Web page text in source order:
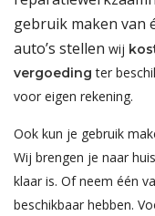
gebruik maken van
auto’s stellen wij
vergoedingter
voor eigen rekening.
Ook kun je gebruik
Wij brengen je naar
klaar is. Of neem één
beschikbaar hebben.